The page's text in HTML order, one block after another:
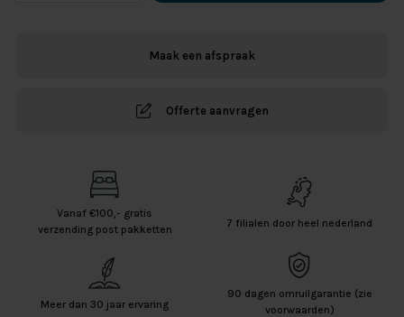
Maak een afspraak
Offerte aanvragen
Vanaf €100,- gratis
verzending post pakketten
7 filialen door heel nederland
Meer dan 30 jaar ervaring
90 dagen omruilgarantie (zie
voorwaarden)